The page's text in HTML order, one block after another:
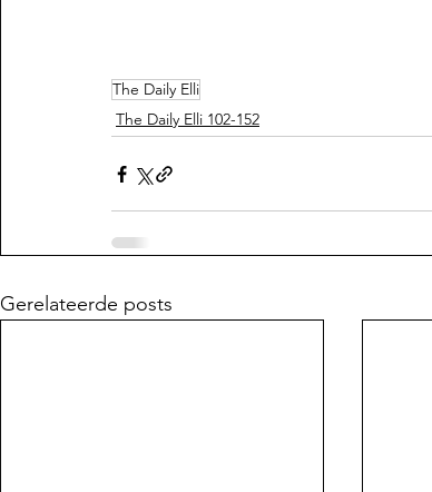
The Daily Elli
The Daily Elli 102-152
Gerelateerde posts